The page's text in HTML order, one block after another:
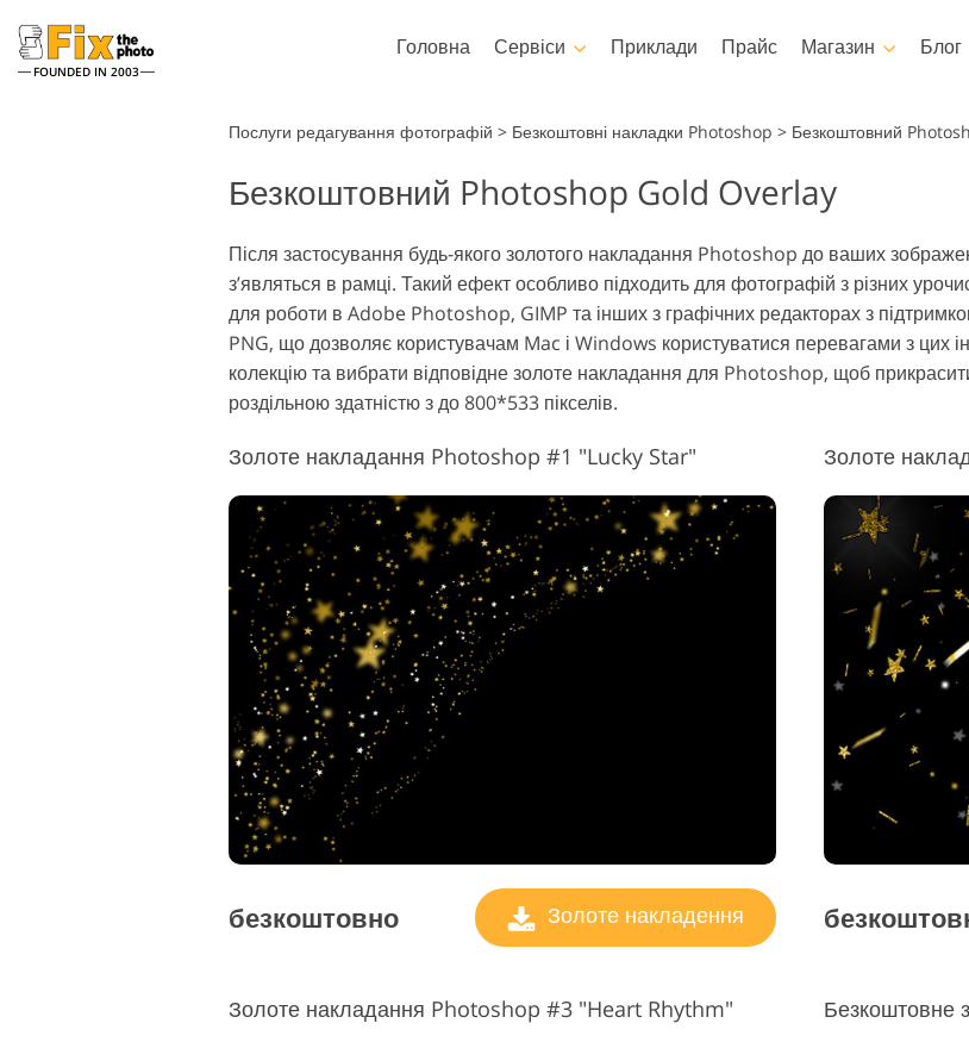
FOUNDED IN 2003
Головна Сервіси
новонароджених
Редагування Весільних
Фото
Моделі одягу, згенеровані
за допомогою штучного
Сервіс ретуші товарів
Редагування фото
ювелірних виробів
Дані для навчання ШІ
Приклади Прайс Магазин
Lightroom
Пресети Lightroom
Пресети - Найкраща
Пропозиція
Мобільні пресети
Photoshop
Photoshop Екшени
Накладення Photoshop
Текстури Photoshop
Цілі колекції екшенів Ps
Набори Ps Overlays
Templates
Усі шаблони
Листівки до Дня Святого
Валентина
Запрошення на весілля
Запрошення на дитяче
свято
Блог
Послуги редагування фотографій > Безкоштовні накладки Photoshop > Безкоштовний
Безкоштовний Photoshop Gold Overlay
Після застосування будь-якого золотого накладання Photoshop до ваших
з’являться в рамці. Такий ефект особливо підходить для фотографій з різних
для роботи в Adobe Photoshop, GIMP та інших з графічних редакторах з
PNG, що дозволяє користувачам Mac і Windows користуватися перевагами з цих
колекцію та вибрати відповідне золоте накладання для Photoshop, щоб
роздільною здатністю з до 800*533 пікселів.
Золоте накладання Photoshop #1 "Lucky Star"
безкоштовно Золоте накладення
Золоте
Золоте накладання Photoshop #3 "Heart Rhythm"